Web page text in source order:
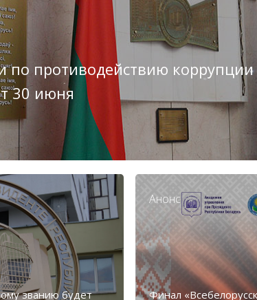
по противодействию
30 июня
званию будет
Анонс
Финал